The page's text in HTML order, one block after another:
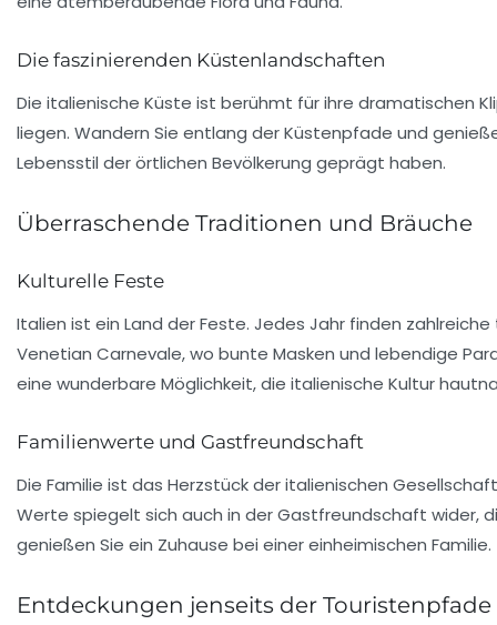
Die faszinierenden Küstenlandschaften
Die italienische Küste ist berühmt für ihre dramatischen
liegen. Wandern Sie entlang der Küstenpfade und
Lebensstil der örtlichen Bevölkerung geprägt haben.
Überraschende Traditionen und Bräuche
Kulturelle Feste
Italien ist ein Land der Feste. Jedes Jahr finden
Venetian Carnevale, wo bunte Masken und lebendige
eine wunderbare Möglichkeit, die italienische Kultur
Familienwerte und Gastfreundschaft
Die Familie ist das Herzstück der italienischen
Werte spiegelt sich auch in derGastfreundschaft wider,
genießen Sie ein Zuhause bei einer einheimischen Familie.
Entdeckungen jenseits der Touristenpfade